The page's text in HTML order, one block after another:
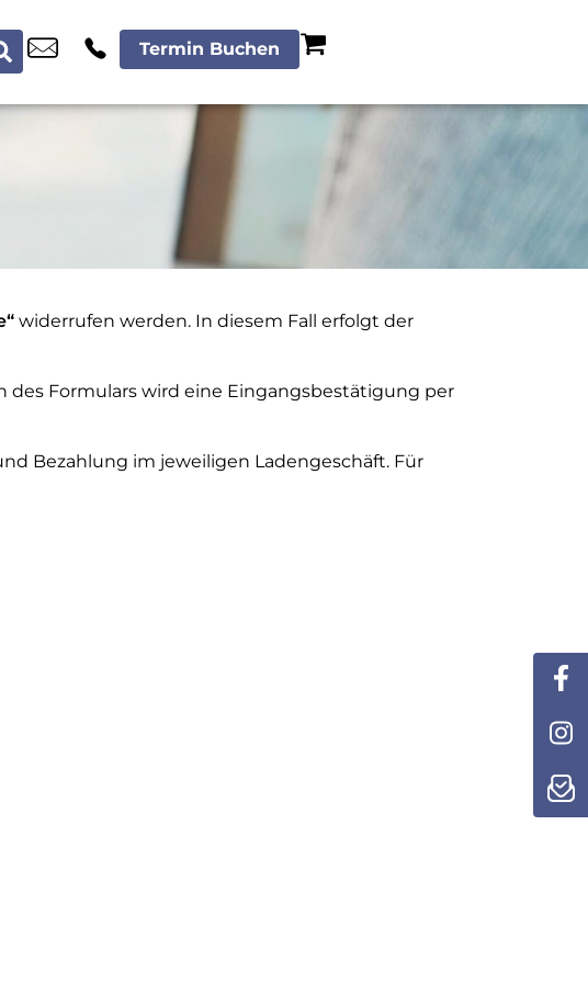
Termin Buchen
widerrufen werden. In diesem Fall erfolgt der
des Formulars wird eine Eingangsbestätigung per
Bezahlung im jeweiligen Ladengeschäft. Für